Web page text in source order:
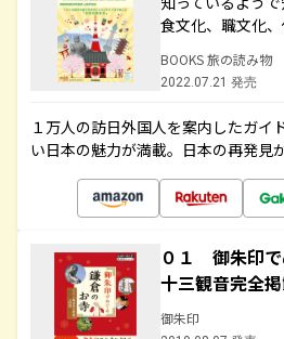
食文化、職文化
BOOKS 旅の読み物
2022.07.21 発売
１万人の訪日外国人を案内したガイ
い日本の魅力が満載。日本の再発見
０１ 御朱印
十三観音完全
御朱印